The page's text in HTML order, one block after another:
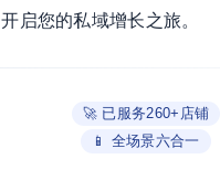
启您的私域增长之旅。
🚀 已服务260+店铺
📱 全场景六合一